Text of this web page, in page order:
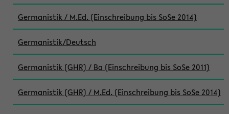
Germanistik / M.Ed. (Einschreibung bis SoSe 2014)
Germanistik/Deutsch
Germanistik (GHR) / Ba (Einschreibung bis SoSe 2011)
Germanistik (GHR) / M.Ed. (Einschreibung bis SoSe 2014)